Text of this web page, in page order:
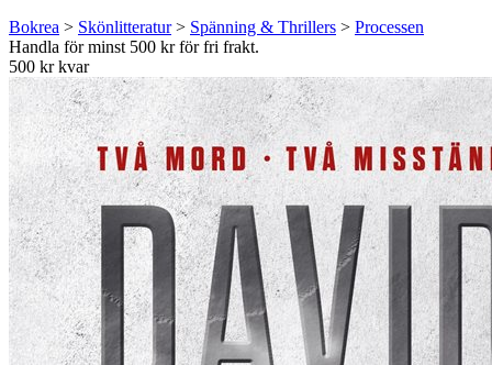
Bokrea > Skönlitteratur> Spänning & Thrillers > Processen
Handla för minst 500 kr för fri frakt.
500 kr kvar